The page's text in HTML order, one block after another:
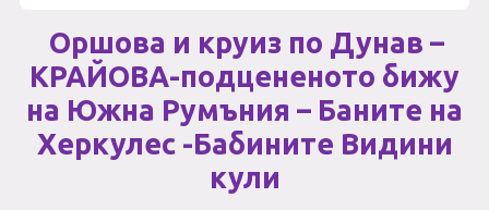
Оршова и круиз по Дунав –
КРАЙОВА-подцененото бижу
на Южна Румъния – Баните на
Херкулес -Бабините Видини
кули